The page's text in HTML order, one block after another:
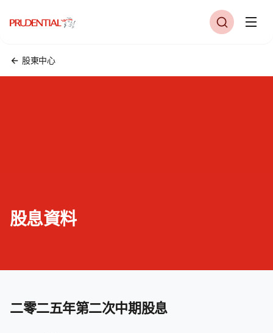
股東中心
股息資料
二零二五年第二次中期股息